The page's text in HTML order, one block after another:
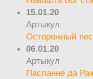
15.01.20
Артыкул
Осторожный
06.01.20
Артыкул
Пасланне да